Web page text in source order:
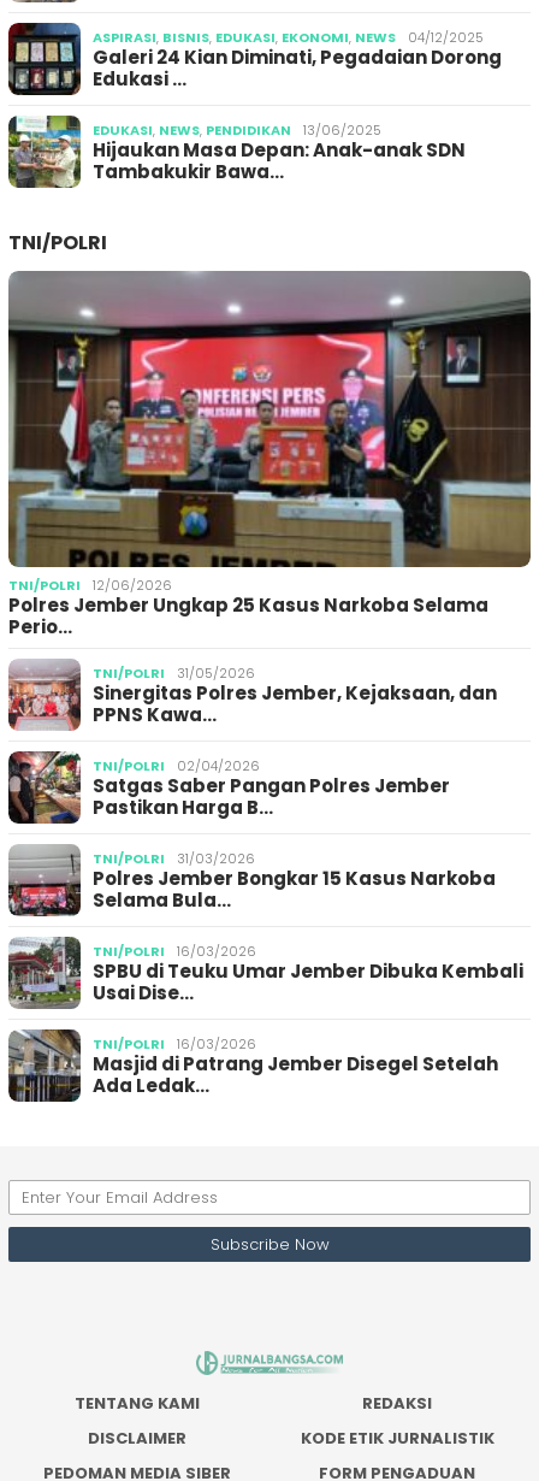
ASPIRASI, BISNIS, EDUKASI, EKONOMI, NEWS 04/12/2025
Galeri 24 Kian Diminati, Pegadaian Dorong
Edukasi …
EDUKASI, NEWS, PENDIDIKAN 13/06/2025
Hijaukan Masa Depan: Anak-anak SDN
Tambakukir Bawa…
TNI/POLRI
TNI/POLRI 12/06/2026
Polres Jember Ungkap 25 Kasus Narkoba Selama
Perio…
TNI/POLRI 31/05/2026
Sinergitas Polres Jember, Kejaksaan, dan
PPNS Kawa…
TNI/POLRI 02/04/2026
Satgas Saber Pangan Polres Jember
Pastikan Harga B…
TNI/POLRI 31/03/2026
Polres Jember Bongkar 15 Kasus Narkoba
Selama Bula…
TNI/POLRI 16/03/2026
SPBU di Teuku Umar Jember Dibuka Kembali
Usai Dise…
TNI/POLRI 16/03/2026
Masjid di Patrang Jember Disegel Setelah
Ada Ledak…
TENTANG KAMI
REDAKSI
DISCLAIMER
KODE ETIK JURNALISTIK
PEDOMAN MEDIA SIBER
FORM PENGADUAN